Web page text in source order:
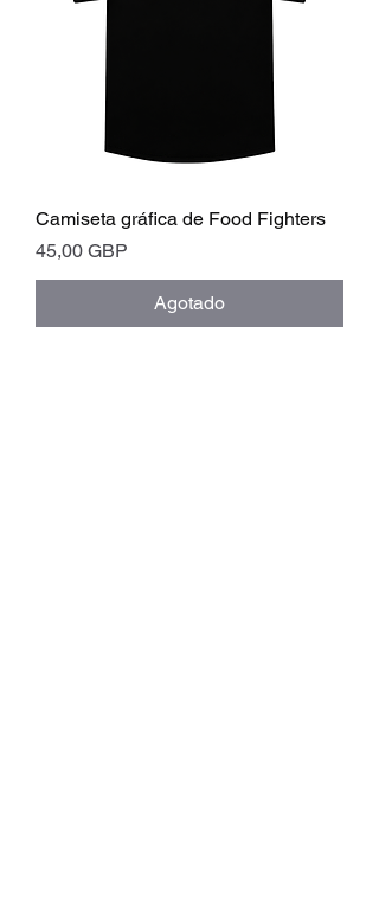
Camiseta gráfica de Food Fighters
Precio
45,00 GBP
Agotado